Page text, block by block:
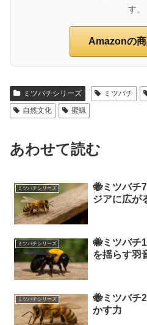
す。
Amazonの
ミツバチシリーズ ミツバチ
自然文化
蜜蝋
あわせて読む
ミツバチシリーズ
🐝ミツバチ
ジアに広が
ミツバチシリーズ
🐝ミツバチ
を揺らす羽
ミツバチシリーズ
🐝ミツバチ
かす力